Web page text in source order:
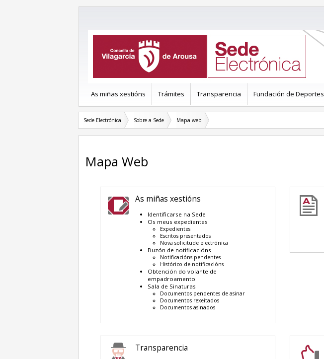
As miñas xestións Trámites Transparencia Fundación de Deportes
Sede Electrónica Sobre a Sede Mapa web
Mapa Web
As miñas xestións
Identificarse na Sede
Os meus expedientes
Expedientes
Escritos presentados
Nova solicitude electrónica
Buzón de notificacións
Notificacións pendentes
Histórico de notificacións
Obtención do volante de
empadroamento
Sala de Sinaturas
Documentos pendentes de asinar
Documentos rexeitados
Documentos asinados
Transparencia